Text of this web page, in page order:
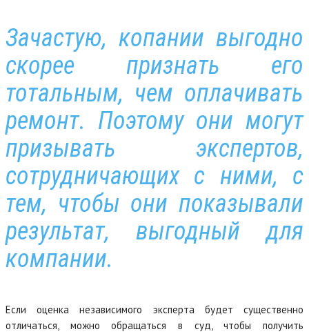
Зачастую, копании выгодно
скорее признать его
тотальным, чем оплачивать
ремонт. Поэтому они могут
призывать экспертов,
сотрудничающих с ними, с
тем, чтобы они показывали
результат, выгодный для
компании.
Если оценка независимого эксперта будет существенно
отличаться, можно обращаться в суд, чтобы получить